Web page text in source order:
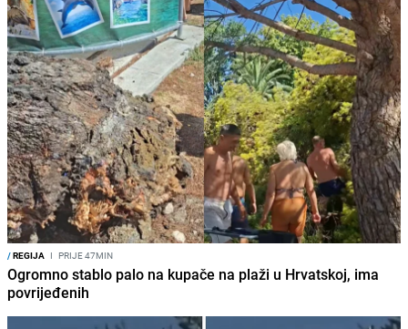
/REGIJA I PRIJE 47MIN
Ogromno stablo palo na kupače na plaži u Hrvatskoj, ima
povrijeđenih